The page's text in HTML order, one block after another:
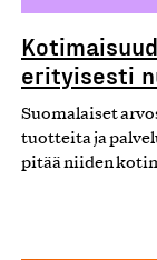
erityisesti
Suomalaiset
tuotteita ja
pitää niiden